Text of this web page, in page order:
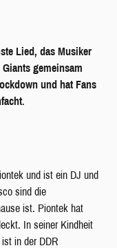
Lied, das Musiker
gemeinsam
und hat Fans
.
und ist ein DJ und
sind die
ist. Piontek hat
In seiner Kindheit
in der DDR